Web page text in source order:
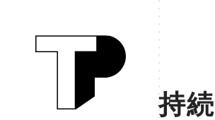
持